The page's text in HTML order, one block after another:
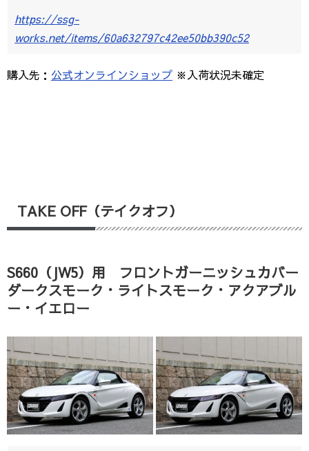
https://ssg-
works.net/items/60a632797c42ee50bb390c52
購入先： 公式オンラインショップ ※入荷状況未確定
TAKE OFF（テイクオフ）
S660（JW5）用 フロントガーニッシュカバー
ダークスモーク・ライトスモーク・アクアブル
ー・イエロー